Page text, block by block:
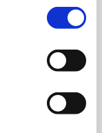
af de børn der
penge på